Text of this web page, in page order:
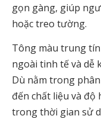
gọn gàng, giúp
hoặc treo tường.
Tông màu trung
ngoài tinh tế và dễ
Dù nằm trong
đến chất liệu và độ
trong thời gian sử